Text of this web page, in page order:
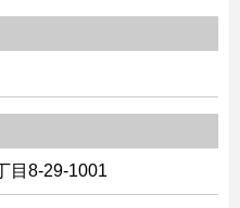
目8-29-1001